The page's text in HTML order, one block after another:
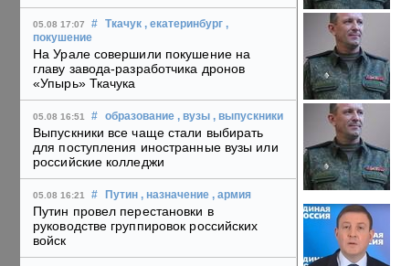
05.08 17:07 # Ткачук , екатеринбург ,
покушение
На Урале совершили покушение на
главу завода-разработчика дронов
«Упырь» Ткачука
05.08 16:51 # образование , вузы , выпускники
Выпускники все чаще стали выбирать
для поступления иностранные вузы или
российские колледжи
05.08 16:21 # Путин , назначение , армия
Путин провел перестановки в
руководстве группировок российских
войск